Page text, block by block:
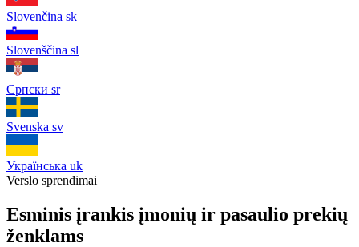
Slovenčina sk
Slovenščina sl
Српски sr
Svenska sv
Українська uk
Verslo sprendimai
Esminis įrankis įmonių ir pasaulio prekių
ženklams